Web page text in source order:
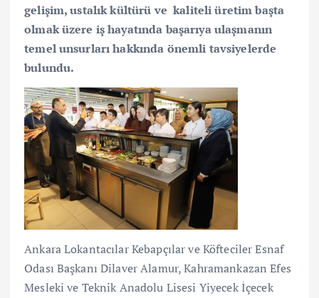
gelişim, ustalık kültürü ve kaliteli üretim başta
olmak üzere iş hayatında başarıya ulaşmanın
temel unsurları hakkında önemli tavsiyelerde
bulundu.
Ankara Lokantacılar Kebapçılar ve Köfteciler Esnaf
Odası Başkanı Dilaver Alamur, Kahramankazan Efes
Mesleki ve Teknik Anadolu Lisesi Yiyecek İçecek